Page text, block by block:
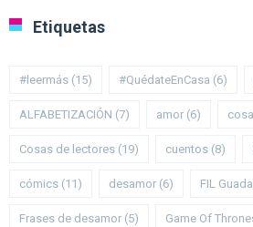
Etiquetas
#leermás (15) #QuédateEnCasa (6)
ALFABETIZACIÓN (7) amor (6)
Cosas de lectores (19) cuentos (8)
cómics (11) desamor (6) FIL
Frases de desamor (5) Game Of